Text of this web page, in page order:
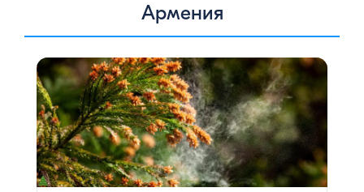
Армения
Цветение сосен — уникальное природное явление,
которое не только радует глаз, но и приносит
значительную пользу для здоровья человека. Особенно
ярко это проявляется в Степанаванском дендропарке в
Армении, где сосны цветут в конце мая, создавая
удивительное зрелище и наполняя воздух целебными
веществами.Степанаванский дендропарк: жемчужина
Лорийской области Степанаванский дендропарк, также